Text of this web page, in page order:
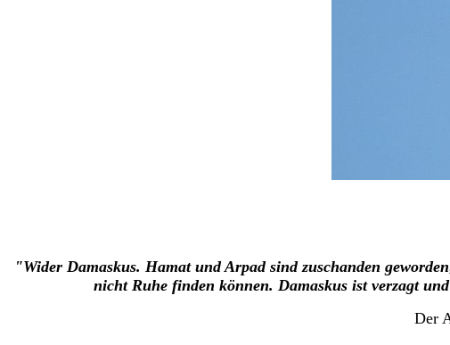
"Wider Damaskus. Hamat und Arpad sind zuschanden
nicht Ruhe finden können. Damaskus ist verzagt
Der